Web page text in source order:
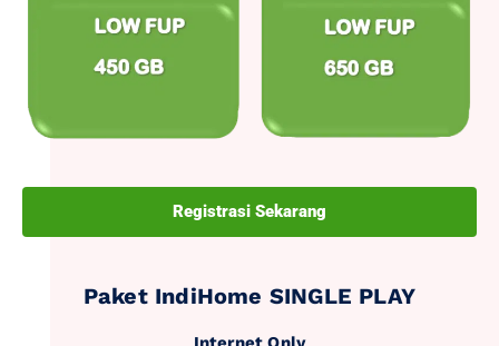
Registrasi Sekarang
Paket IndiHome SINGLE PLAY